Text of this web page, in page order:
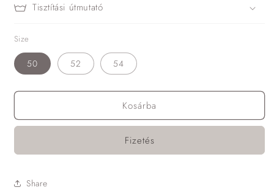
Tisztítási útmutató
Size
50 52 54
Kosárba
Fizetés
Share